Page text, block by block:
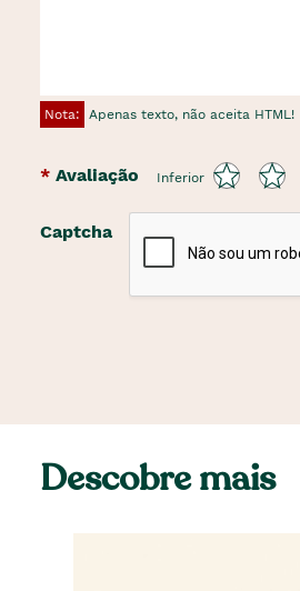
Nota: Apenas texto, não aceita HTML!
Avaliação Inferior
Captcha
Descobre mais